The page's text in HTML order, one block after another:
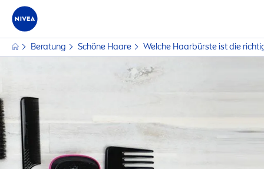
Beratung Schöne Haare Welche Haarbürste ist die